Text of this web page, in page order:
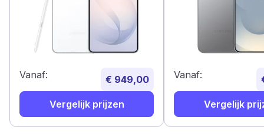
Vanaf: € 949,00
Vergelijk prijzen
Vanaf:
Vergelijk